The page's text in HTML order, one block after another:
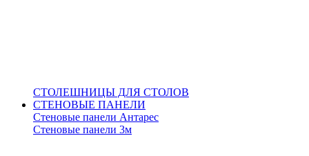
СТОЛЕШНИЦЫ ДЛЯ СТОЛОВ
СТЕНОВЫЕ ПАНЕЛИ
Стеновые панели Антарес
Стеновые панели 3м